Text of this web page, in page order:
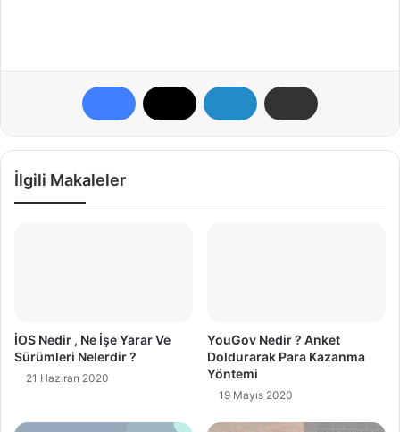
İlgili Makaleler
İOS Nedir , Ne İşe Yarar Ve
Sürümleri Nelerdir ?
21 Haziran 2020
YouGov Nedir ? Anket
Doldurarak Para Kazanma
Yöntemi
19 Mayıs 2020